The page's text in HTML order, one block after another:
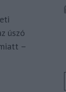
úszó
–